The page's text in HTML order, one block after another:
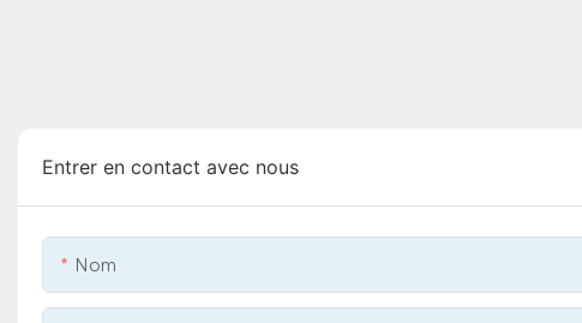
Entrer en contact avec nous
Nom